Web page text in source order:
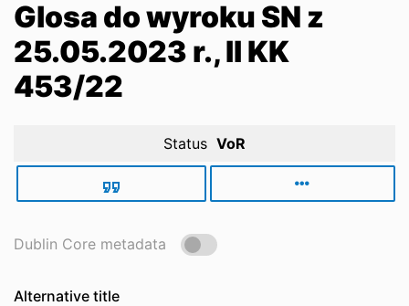
Glosa do wyroku SN z
25.05.2023 r., II KK
453/22
Status VoR
Dublin Core metadata
Alternative title